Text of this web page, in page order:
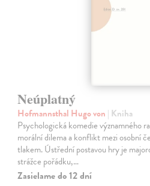
Neúplatný
Hofmannsthal Hugo von | Kniha
Psychologická komedie významného
morální dilema a konflikt mezi osobní
tlakem. Ústřední postavou hry je
strážce pořádku,…
Zasielame do 12 dní